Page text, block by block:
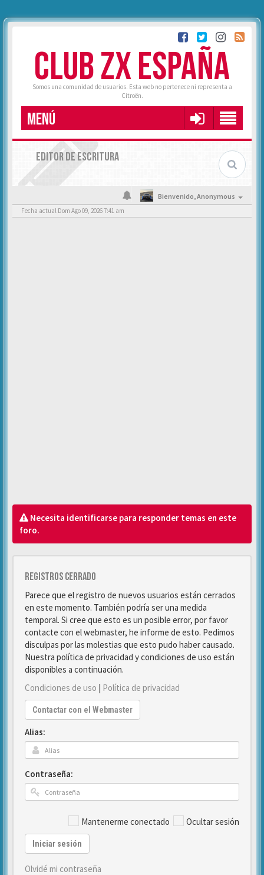
CLUB ZX ESPAÑA
Somos una comunidad de usuarios. Esta web no pertenece ni representa a
Citroën.
MENÚ
EDITOR DE ESCRITURA
Bienvenido,Anonymous
Fecha actual Dom Ago 09, 2026 7:41 am
Necesita identificarse para responder temas en este
foro.
Registros cerrado
Parece que el registro de nuevos usuarios están cerrados
en este momento. También podría ser una medida
temporal. Si cree que esto es un posible error, por favor
contacte con el webmaster, he informe de esto. Pedimos
disculpas por las molestias que esto pudo haber causado.
Nuestra política de privacidad y condiciones de uso están
disponibles a continuación.
Condiciones de uso | Política de privacidad
Contactar con el Webmaster
Alias:
Contraseña:
Mantenerme conectado Ocultar sesión
Iniciar sesión
Olvidé mi contraseña